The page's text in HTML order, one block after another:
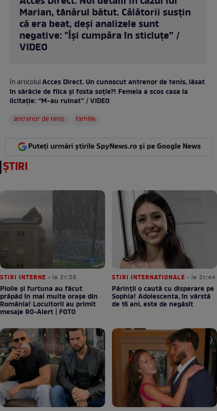
Marian, tânărul bătut. Călătorii susțin
că era beat, deși analizele sunt
negative: "Își cumpăra în sticluțe” /
VIDEO
În articolulAcces Direct. Un cunoscut antrenor de tenis, lăsat
în sărăcie de fiica și fosta soție?! Femeia a scos casa la
licitație: “M-au ruinat” / VIDEO:
antrenor de tenis
familie
Puteți urmări știrile SpyNews.ro și pe Google News
ȘTIRI
STIRI INTERNE • la 21:50
Ploile și furtuna au făcut
prăpăd în mai multe orașe din
România! Locuitorii au primit
mesaje RO-Alert | FOTO
STIRI INTERNATIONALE • la 21:44
Părinții o caută cu disperare pe
Sophia! Adolescenta, în vârstă
de 16 ani, este de negăsit